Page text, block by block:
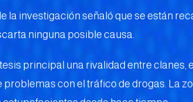
la investigación señaló que se están
ninguna posible causa.
principal una rivalidad entre clanes,
problemas con el tráfico de drogas. La